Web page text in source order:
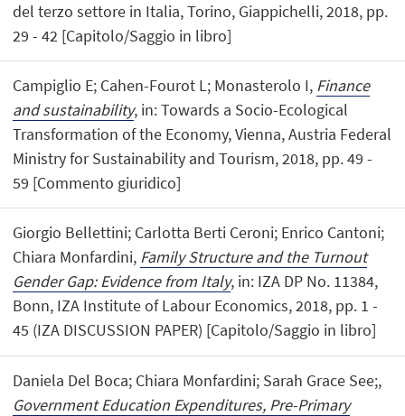
del terzo settore in Italia, Torino, Giappichelli, 2018, pp.
29 - 42 [Capitolo/Saggio in libro]
Campiglio E; Cahen-Fourot L; Monasterolo I, Finance
and sustainability, in: Towards a Socio-Ecological
Transformation of the Economy, Vienna, Austria Federal
Ministry for Sustainability and Tourism, 2018, pp. 49 -
59 [Commento giuridico]
Giorgio Bellettini; Carlotta Berti Ceroni; Enrico Cantoni;
Chiara Monfardini, Family Structure and the Turnout
Gender Gap: Evidence from Italy, in: IZA DP No. 11384,
Bonn, IZA Institute of Labour Economics, 2018, pp. 1 -
45 (IZA DISCUSSION PAPER) [Capitolo/Saggio in libro]
Daniela Del Boca; Chiara Monfardini; Sarah Grace See;,
Government Education Expenditures, Pre-Primary